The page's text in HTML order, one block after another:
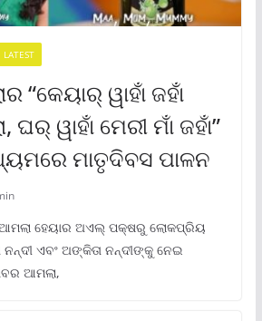
LATEST
“କେୟାର୍ ୱାହାଁ ଜହାଁ
ୱାହାଁ ମେରୀ ମାଁ ଜହାଁ”
ମାତୃଦିବସ ପାଳନ
ହେୟାର ଅଏଲ୍ ପକ୍ଷରୁ ଲୋକପ୍ରିୟ
ଏବଂ ଅଙ୍କିତା ନନ୍ଦୀଙ୍କୁ ନେଇ
ଆମଲା,